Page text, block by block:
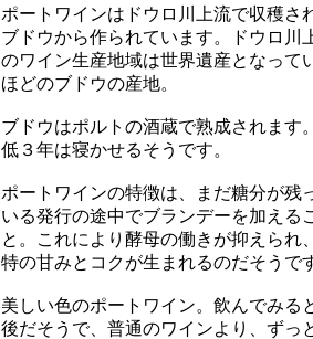
ポートワインはドウロ川上流で収穫さ
ブドウから作られています。ドウロ川
のワイン生産地域は世界遺産となって
ほどのブドウの産地。
ブドウはポルトの酒蔵で熟成されます
低３年は寝かせるそうです。
ポートワインの特徴は、まだ糖分が残
いる発行の途中でブランデーを加える
と。これにより酵母の働きが抑えられ
特の甘みとコクが生まれるのだそうで
美しい色のポートワイン。飲んでみる
後だそうで、普通のワインより、ずっ